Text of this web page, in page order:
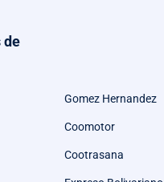
de
Gomez Hernandez
Coomotor
Cootrasana